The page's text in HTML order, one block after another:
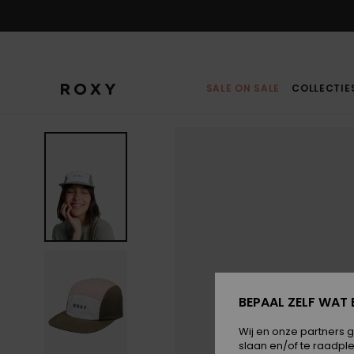
SALE ON SALE
BEPAAL ZELF WAT
Wij en onze partners
slaan en/of te